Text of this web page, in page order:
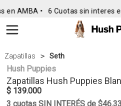
en AMBA • 6 Cuotas sin interes
Zapatillas Seth
Hush Puppies
Zapatillas Hush Puppies
$ 139.000
3 cuotas SIN INTERÉS de